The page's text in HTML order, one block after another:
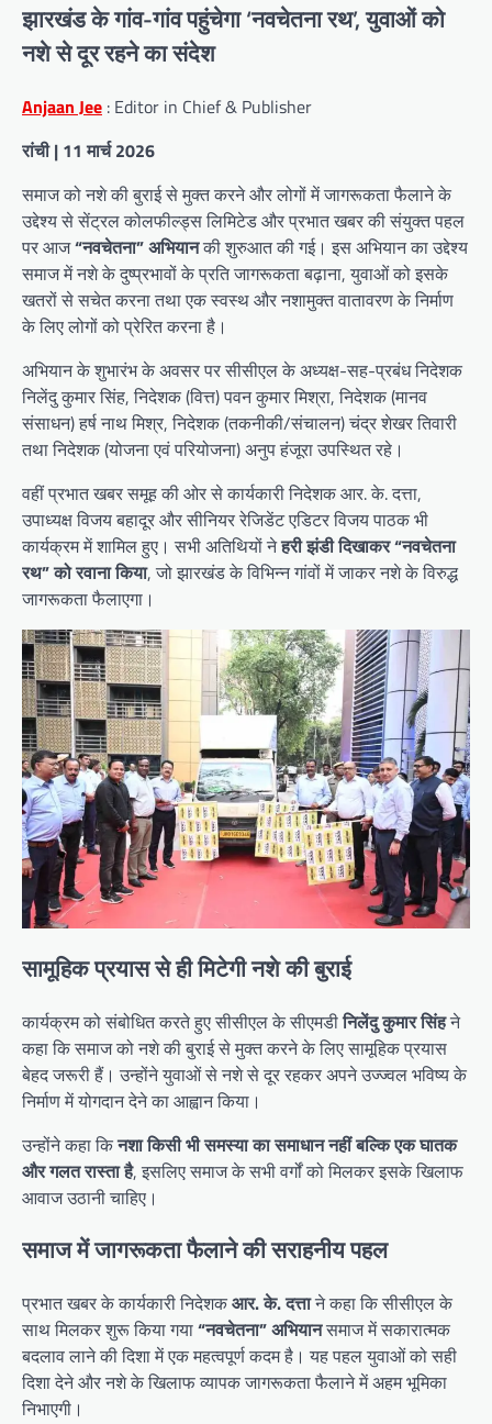
झारखंड के गांव-गांव पहुंचेगा ‘नवचेतना रथ’, युवाओं को
नशे से दूर रहने का संदेश
Anjaan Jee : Editor in Chief & Publisher
रांची | 11 मार्च 2026
समाज को नशे की बुराई से मुक्त करने और लोगों में जागरूकता फैलाने के
उद्देश्य से सेंट्रल कोलफील्ड्स लिमिटेड और प्रभात खबर की संयुक्त पहल
पर आज“नवचेतना” अभियानकी शुरुआत की गई। इस अभियान का उद्देश्य
समाज में नशे के दुष्प्रभावों के प्रति जागरूकता बढ़ाना, युवाओं को इसके
खतरों से सचेत करना तथा एक स्वस्थ और नशामुक्त वातावरण के निर्माण
के लिए लोगों को प्रेरित करना है।
अभियान के शुभारंभ के अवसर पर सीसीएल के अध्यक्ष-सह-प्रबंध निदेशक
निलेंदु कुमार सिंह, निदेशक (वित्त) पवन कुमार मिश्रा, निदेशक (मानव
संसाधन) हर्ष नाथ मिश्र, निदेशक (तकनीकी/संचालन) चंद्र शेखर तिवारी
तथा निदेशक (योजना एवं परियोजना) अनुप हंजूरा उपस्थित रहे।
वहीं प्रभात खबर समूह की ओर से कार्यकारी निदेशक आर. के. दत्ता,
उपाध्यक्ष विजय बहादूर और सीनियर रेजिडेंट एडिटर विजय पाठक भी
कार्यक्रम में शामिल हुए। सभी अतिथियों नेहरी झंडी दिखाकर “नवचेतना
रथ” को रवाना किया, जो झारखंड के विभिन्न गांवों में जाकर नशे के विरुद्ध
जागरूकता फैलाएगा।
सामूहिक प्रयास से ही मिटेगी नशे की बुराई
कार्यक्रम को संबोधित करते हुए सीसीएल के सीएमडीनिलेंदु कुमार सिंहने
कहा कि समाज को नशे की बुराई से मुक्त करने के लिए सामूहिक प्रयास
बेहद जरूरी हैं। उन्होंने युवाओं से नशे से दूर रहकर अपने उज्ज्वल भविष्य के
निर्माण में योगदान देने का आह्वान किया।
उन्होंने कहा किनशा किसी भी समस्या का समाधान नहीं बल्कि एक घातक
और गलत रास्ता है, इसलिए समाज के सभी वर्गों को मिलकर इसके खिलाफ
आवाज उठानी चाहिए।
समाज में जागरूकता फैलाने की सराहनीय पहल
प्रभात खबर के कार्यकारी निदेशकआर. के. दत्ताने कहा कि सीसीएल के
साथ मिलकर शुरू किया गया“नवचेतना” अभियानसमाज में सकारात्मक
बदलाव लाने की दिशा में एक महत्वपूर्ण कदम है। यह पहल युवाओं को सही
दिशा देने और नशे के खिलाफ व्यापक जागरूकता फैलाने में अहम भूमिका
निभाएगी।